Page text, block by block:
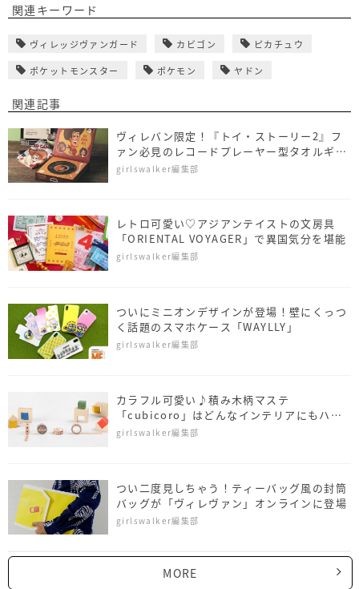
関連キーワード
ヴィレッジヴァンガード カビゴン ピカチュウ
ポケットモンスター ポケモン ヤドン
関連記事
ヴィレバン限定！『トイ・ストーリー2』フ
ァン必見のレコードプレーヤー型タオルギフ
トがお目見え
girlswalker編集部
レトロ可愛い♡アジアンテイストの文房具
「ORIENTAL VOYAGER」で異国気分を堪能
girlswalker編集部
ついにミニオンデザインが登場！壁にくっつ
く話題のスマホケース「WAYLLY」
girlswalker編集部
カラフル可愛い♪積み木柄マステ
「cubicoro」はどんなインテリアにもハマ
る
girlswalker編集部
つい二度見しちゃう！ティーバッグ風の封筒
バッグが「ヴィレヴァン」オンラインに登場
girlswalker編集部
MORE